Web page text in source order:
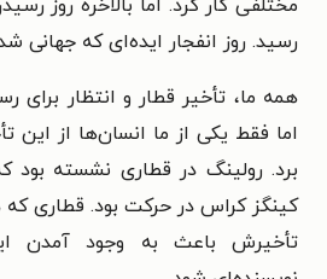
مختلفی کار کرد. اما بالاخره روز
رسید. روز انفجار ایده‌‎ای که جهانی شد.
همه ما، تأخیر قطار و انتظار برای
اما فقط یکی از ما انسان‌ها از این
برد. رولینگ در قطاری نشسته
کینگز کراس در حرکت بود. قطاری
تأخیرش باعث به وجود آمدن